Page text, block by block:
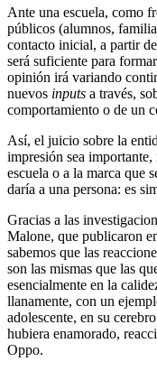
Ante una escuela, como
públicos (alumnos,
contacto inicial, a partir
será suficiente para
opinión irá variando
nuevos inputs a través,
comportamiento o de un
Así, el juicio sobre la
impresión sea
escuela o a la marca que
daría a una persona: es
Gracias a las
Malone, que publicaron
sabemos que las
son las mismas que las
esencialmente en la
llanamente, con un
adolescente, en su
hubiera enamorado,
Oppo.